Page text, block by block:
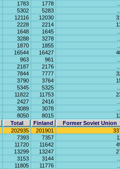
1783 1778
5302 5283
12116 12030
2228 2214
1648 1645
3288 3278
1870 1855
16544 16427
963 961
2187 2176
7844 7777
3790 3764
5345 5325
11822 11753
2427 2416
3089 3078
8050 8015
Total
Finland
Former Soviet Union
202935 201901
7393 7357
11720 11642
13299 13247
3153 3144
11805 11776